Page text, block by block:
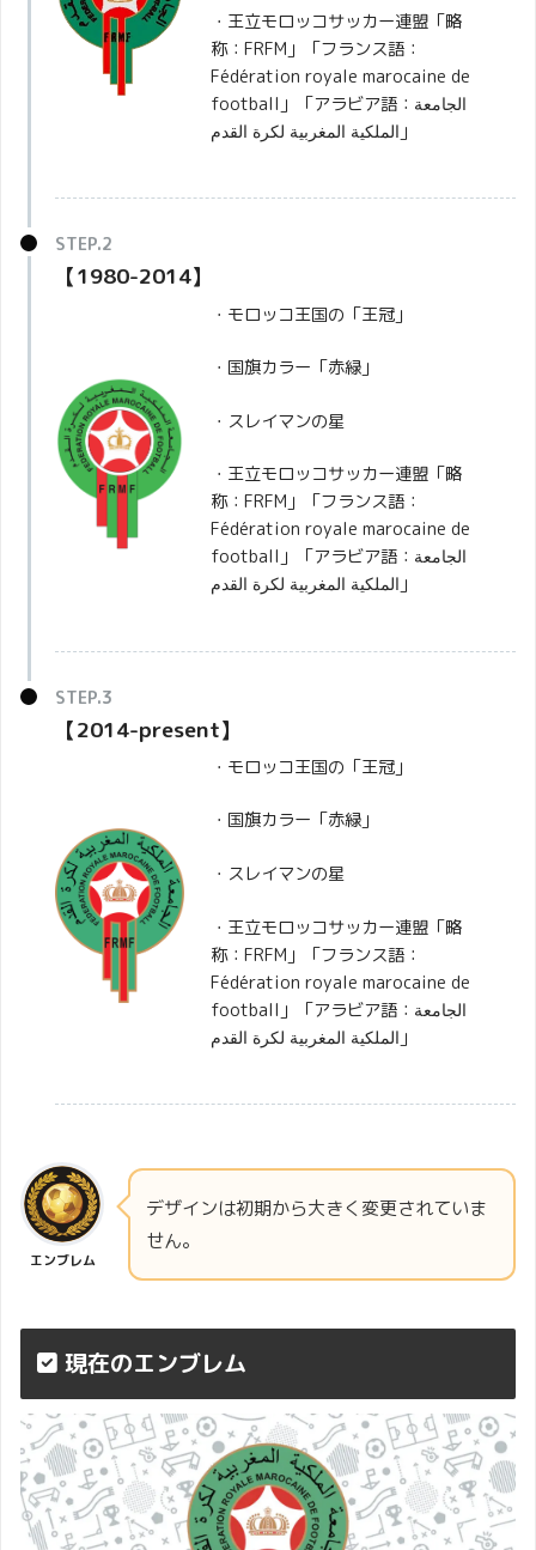
・王立モロッコサッカー連盟「略
称：FRFM」「フランス語：
Fédération royale marocaine de
football」「アラビア語：الجامعة
الملكية المغربية لكرة القدم‎」
【1980-2014】
・モロッコ王国の「王冠」
・国旗カラー「赤緑」
・スレイマンの星
・王立モロッコサッカー連盟「略
称：FRFM」「フランス語：
Fédération royale marocaine de
football」「アラビア語：الجامعة
الملكية المغربية لكرة القدم‎」
【2014-present】
・モロッコ王国の「王冠」
・国旗カラー「赤緑」
・スレイマンの星
・王立モロッコサッカー連盟「略
称：FRFM」「フランス語：
Fédération royale marocaine de
football」「アラビア語：الجامعة
الملكية المغربية لكرة القدم‎」
エンブレム
デザインは初期から大きく変更されていま
せん。
現在のエンブレム